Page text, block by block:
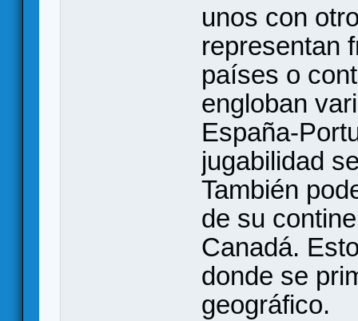
unos con
representan
países o
engloban
España-
jugabilidad
También
de su
Canadá.
donde se
geográfico.